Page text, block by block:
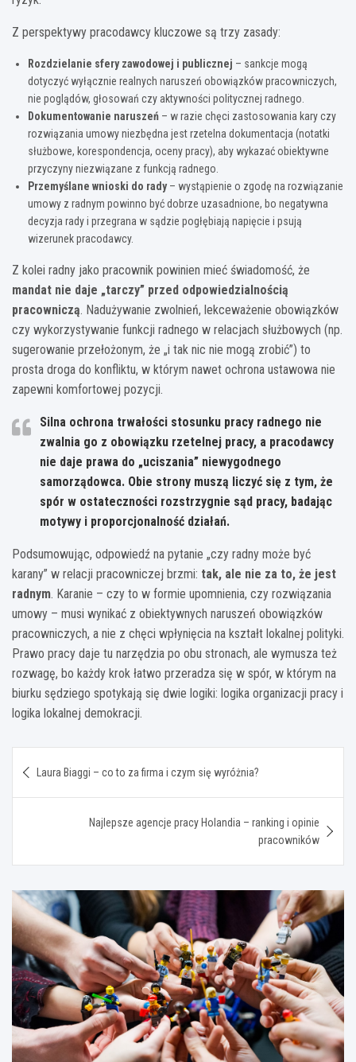
Z perspektywy pracodawcy kluczowe są trzy zasady:
Rozdzielanie sfery zawodowej i publicznej – sankcje mogą
dotyczyć wyłącznie realnych naruszeń obowiązków pracowniczych,
nie poglądów, głosowań czy aktywności politycznej radnego.
Dokumentowanie naruszeń – w razie chęci zastosowania kary czy
rozwiązania umowy niezbędna jest rzetelna dokumentacja (notatki
służbowe, korespondencja, oceny pracy), aby wykazać obiektywne
przyczyny niezwiązane z funkcją radnego.
Przemyślane wnioski do rady– wystąpienie o zgodę na rozwiązanie
umowy z radnym powinno być dobrze uzasadnione, bo negatywna
decyzja rady i przegrana w sądzie pogłębiają napięcie i psują
wizerunek pracodawcy.
Z kolei radny jako pracownik powinien mieć świadomość, że
mandat nie daje „tarczy” przed odpowiedzialnością
pracowniczą. Nadużywanie zwolnień, lekceważenie obowiązków
czy wykorzystywanie funkcji radnego w relacjach służbowych (np.
sugerowanie przełożonym, że „i tak nic nie mogą zrobić”) to
prosta droga do konfliktu, w którym nawet ochrona ustawowa nie
zapewni komfortowej pozycji.
Silna ochrona trwałości stosunku pracy radnego nie
zwalnia go z obowiązku rzetelnej pracy, a pracodawcy
nie daje prawa do „uciszania” niewygodnego
samorządowca. Obie strony muszą liczyć się z tym, że
spór w ostateczności rozstrzygnie sąd pracy, badając
motywy i proporcjonalność działań.
Podsumowując, odpowiedź na pytanie „czy radny może być
karany” w relacji pracowniczej brzmi: tak, ale nie za to, że jest
radnym. Karanie – czy to w formie upomnienia, czy rozwiązania
umowy – musi wynikać z obiektywnych naruszeń obowiązków
pracowniczych, a nie z chęci wpłynięcia na kształt lokalnej polityki.
Prawo pracy daje tu narzędzia po obu stronach, ale wymusza też
rozwagę, bo każdy krok łatwo przeradza się w spór, w którym na
biurku sędziego spotykają się dwie logiki: logika organizacji pracy i
logika lokalnej demokracji.
wpisu
Laura Biaggi – co to za firma i czym się wyróżnia?
Najlepsze agencje pracy Holandia – ranking i opinie
pracowników